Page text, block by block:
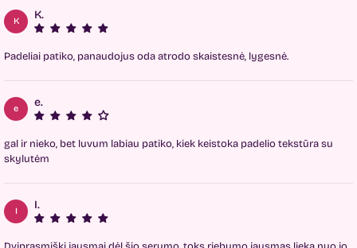
K K.
Padeliai patiko, panaudojus oda atrodo skaistesnė, lygesnė.
e e.
gal ir nieko, bet luvum labiau patiko, kiek keistoka padelio tekstūra su
skylutėm
I I.